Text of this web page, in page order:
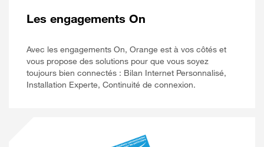
Les engagements On
Avec les engagements On, Orange est à vos côtés et
vous propose des solutions pour que vous soyez
toujours bien connectés : Bilan Internet Personnalisé,
Installation Experte, Continuité de connexion.